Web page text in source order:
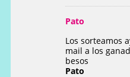
Pato
Los sorteamos
mail a los
besos
Pato